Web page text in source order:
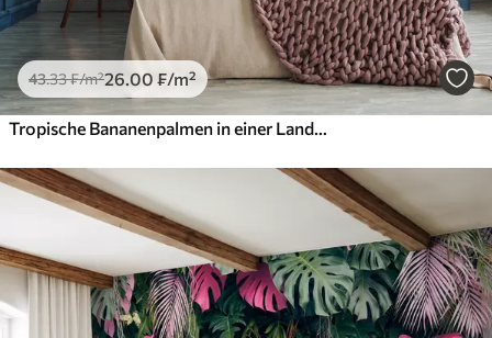
43.33₣/m²26.00 ₣/m²
Tropische Bananenpalmen in einer Landschaft mit Aras und Schmetterlingen im Vintage-Stil